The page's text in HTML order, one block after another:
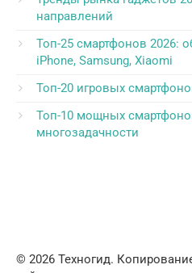
направлений
Топ-25 смартфонов 2026:
iPhone, Samsung, Xiaomi
Топ-20 игровых
Топ-10 мощных
многозадачности
© 2026 Техногид.